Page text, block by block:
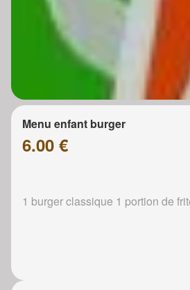
Menu enfant burger
6.00 €
1 burger classique 1 portion de